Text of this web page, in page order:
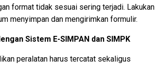
format tidak sesuai sering terjadi. Lakukan
menyimpan dan mengirimkan formulir.
Sistem E-SIMPAN dan SIMPK
peralatan harus tercatat sekaligus